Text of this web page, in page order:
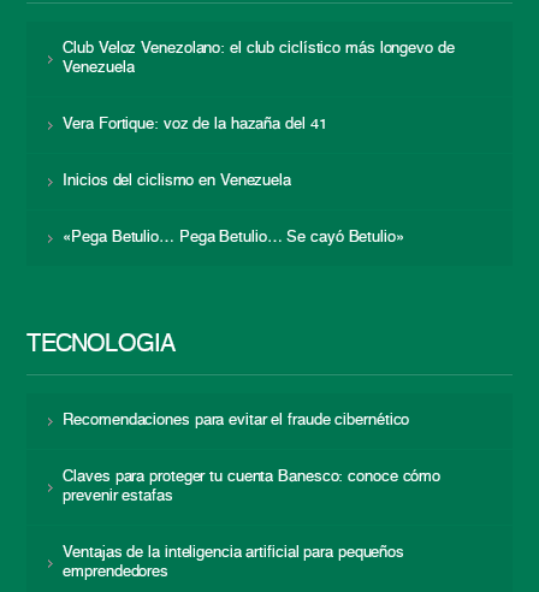
Club Veloz Venezolano: el club ciclístico más longevo de
Venezuela
Vera Fortique: voz de la hazaña del 41
Inicios del ciclismo en Venezuela
«Pega Betulio… Pega Betulio… Se cayó Betulio»
TECNOLOGÍA
Recomendaciones para evitar el fraude cibernético
Claves para proteger tu cuenta Banesco: conoce cómo
prevenir estafas
Ventajas de la inteligencia artificial para pequeños
emprendedores